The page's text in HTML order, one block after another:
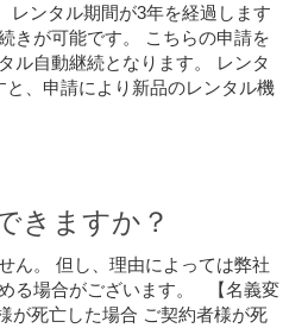
レンタル期間が3年を経過します
きが可能です。 こちらの申請を
ル自動継続となります。 レンタ
と、申請により新品のレンタル機
きますか？
ん。 但し、理由によっては弊社
る場合がございます。 【名義変
が死亡した場合 ご契約者様が死